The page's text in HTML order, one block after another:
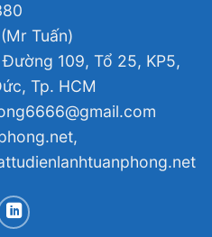
Tuấn)
109, Tổ 25, KP5,
Tp. HCM